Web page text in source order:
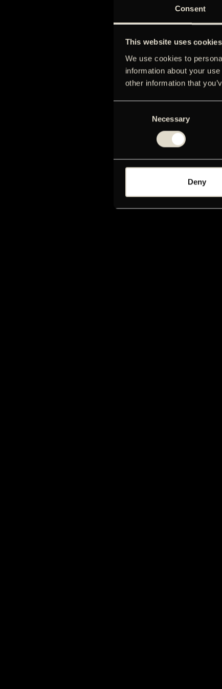
Consent
This website uses cookies
We use cookies to
information about your
other information that
Necessary
Deny